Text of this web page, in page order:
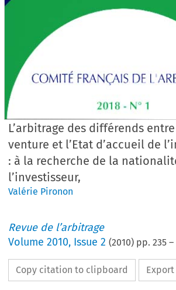
L’arbitrage des différends
venture et l’Etat d’accueil de
: à la recherche de la
l’investisseur,
Valérie Pironon
Revue de l’arbitrage
Volume2010, Issue 2 (2010) pp.235 –
Copy citation to clipboard